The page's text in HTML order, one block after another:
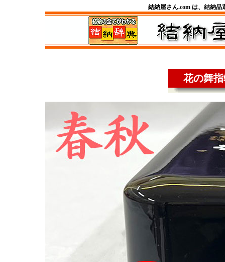
結納屋さん.com は、結納
花の舞